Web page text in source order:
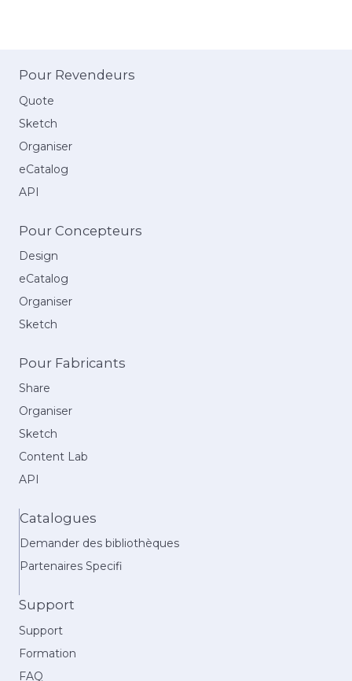
Pour Revendeurs
Quote
Sketch
Organiser
eCatalog
API
Pour Concepteurs
Design
eCatalog
Organiser
Sketch
Pour Fabricants
Share
Organiser
Sketch
Content Lab
API
Catalogues
Demander des bibliothèques
Partenaires Specifi
Support
Support
Formation
FAQ